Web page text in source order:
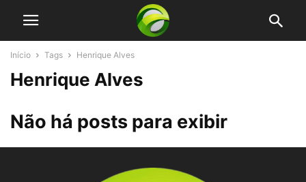
Início Tags Henrique Alves
Henrique Alves
Não há posts para exibir